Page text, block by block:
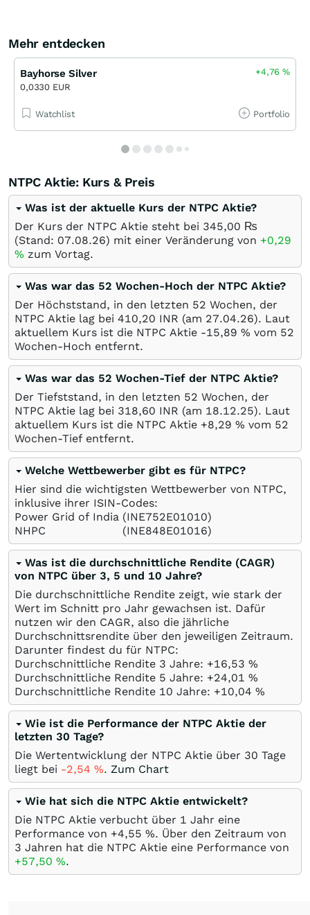
Mehr entdecken
Bayhorse Silver
0,0330 EUR
+4,76%
Watchlist Portfolio
NTPC Aktie: Kurs & Preis
Was ist der aktuelle Kurs der NTPC Aktie?
Der Kurs der NTPC Aktie steht bei 345,00 ₨
(Stand: 07.08.26) mit einer Veränderung von +0,29
% zum Vortag.
Was war das 52 Wochen-Hoch der NTPC Aktie?
Der Höchststand, in den letzten 52 Wochen, der
NTPC Aktie lag bei 410,20 INR (am 27.04.26). Laut
aktuellem Kurs ist die NTPC Aktie -15,89 % vom 52
Wochen-Hoch entfernt.
Was war das 52 Wochen-Tief der NTPC Aktie?
Der Tiefststand, in den letzten 52 Wochen, der
NTPC Aktie lag bei 318,60 INR (am 18.12.25). Laut
aktuellem Kurs ist die NTPC Aktie +8,29 % vom 52
Wochen-Tief entfernt.
Welche Wettbewerber gibt es für NTPC?
Hier sind die wichtigsten Wettbewerber von NTPC,
inklusive ihrer ISIN-Codes:
Power Grid of India (INE752E01010)
NHPC
(INE848E01016)
Was ist die durchschnittliche Rendite (CAGR)
von NTPC über 3, 5 und 10 Jahre?
Die durchschnittliche Rendite zeigt, wie stark der
Wert im Schnitt pro Jahr gewachsen ist. Dafür
nutzen wir den CAGR, also die jährliche
Durchschnittsrendite über den jeweiligen Zeitraum.
Darunter findest du für NTPC:
Durchschnittliche Rendite 3 Jahre: +16,53 %
Durchschnittliche Rendite 5 Jahre: +24,01 %
Durchschnittliche Rendite 10 Jahre: +10,04 %
Wie ist die Performance der NTPC Aktie der
letzten 30 Tage?
Die Wertentwicklung der NTPC Aktie über 30 Tage
liegt bei -2,54 %. Zum Chart
Wie hat sich die NTPC Aktie entwickelt?
Die NTPC Aktie verbucht über 1 Jahr eine
Performance von +4,55 %. Über den Zeitraum von
3 Jahren hat die NTPC Aktie eine Performance von
+57,50 %.